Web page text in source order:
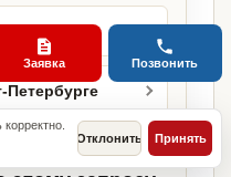
Петербурге
Отклонить Принять
Заявка Позвонить